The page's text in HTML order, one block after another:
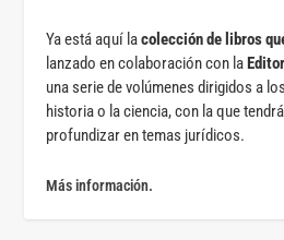
Ya está aquí lacolección de libros
lanzado en colaboración con la
una serie de volúmenes dirigidos a
historia o la ciencia, con la que
profundizar en temas jurídicos.
Más información.